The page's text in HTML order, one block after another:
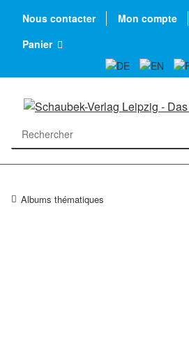
Nous contacter Mon compte
Panier
Albums thématiques